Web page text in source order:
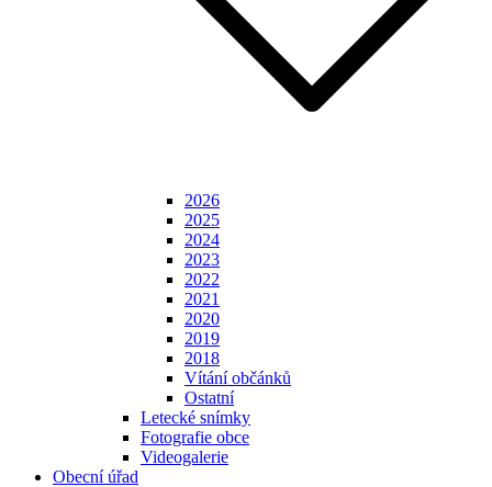
2026
2025
2024
2023
2022
2021
2020
2019
2018
Vítání občánků
Ostatní
Letecké snímky
Fotografie obce
Videogalerie
Obecní úřad